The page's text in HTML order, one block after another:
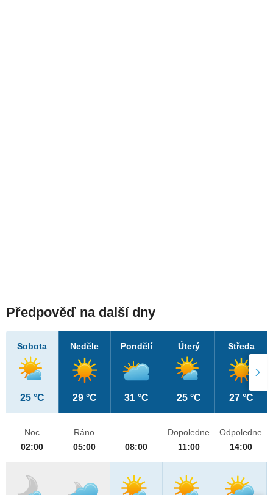
Předpověď na další dny
Sobota
25 °C
Neděle
29 °C
Pondělí
31 °C
Úterý
25 °C
Středa
27 °C
Noc
02:00
Ráno
05:00
08:00
Dopoledne
11:00
Odpoledne
14:00